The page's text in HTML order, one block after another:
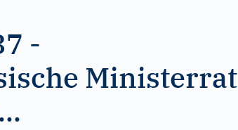
-
Ministerrat